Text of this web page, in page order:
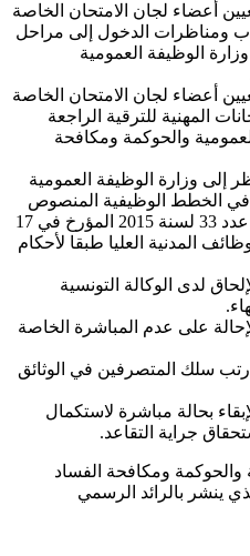
أعضاء لجان الامتحان الخاصة
ومناظرات الدخول إلى مراحل
الوظيفة العمومية
أعضاء لجان الامتحان الخاصة
المهنية للترقية الراجعة
والحوكمة ومكافحة
إلى وزارة الوظيفة العمومية
في الخطط الوظيفية المنصوص
عليها بالفصل 4 من القانون عدد 33 لسنة 2015 المؤرخ في 17
الوظائف المدنية العليا طبقا لأحكام
لدى الوكالة التونسية
على عدم المباشرة الخاصة
سلك المتصرفين في الوثائق
بحالة مباشرة لاستكمال
جراية التقاعد.
والحوكمة ومكافحة الفساد
ينشر بالرائد الرسمي